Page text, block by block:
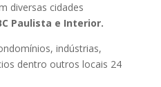
diversas cidades
Paulista e Interior.
indústrias,
dentro outros locais 24